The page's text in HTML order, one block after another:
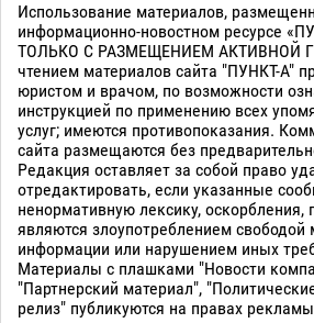
Использование материалов,
информационно-новостном ресурсе
ТОЛЬКО С РАЗМЕЩЕНИЕМ АКТИВНОЙ
чтением материалов сайта "ПУНКТ-А"
юристом и врачом, по возможности
инструкцией по применению всех
услуг; имеются противопоказания.
сайта размещаются без
Редакция оставляет за собой право
отредактировать, если указанные
ненормативную лексику,
являются злоупотреблением свободой
информации или нарушением иных
Материалы с плашками "Новости
"Партнерский материал",
релиз" публикуются на правах